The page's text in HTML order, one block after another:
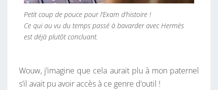
Petit coup de pouce pour l’Exam d’histoire !
Ce qui au vu du temps passé à bavarder avec Hermès
est déjà plutôt concluant.
Wouw, j’imagine que cela aurait plu à mon paternel
s’il avait pu avoir accès à ce genre d’outil !